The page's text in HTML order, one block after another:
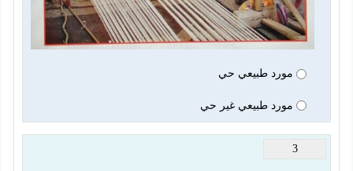
مورد طبيعي حي
مورد طبيعي غير حي
3